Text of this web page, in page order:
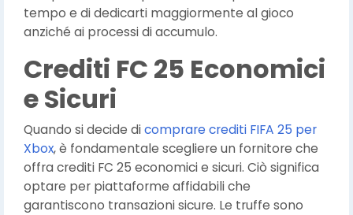
tempo e di dedicarti maggiormente al gioco
anziché ai processi di accumulo.
Crediti FC 25 Economici
e Sicuri
Quando si decide dicomprare crediti FIFA 25 per
Xbox, è fondamentale scegliere un fornitore che
offra crediti FC 25 economici e sicuri. Ciò significa
optare per piattaforme affidabili che
garantiscono transazioni sicure. Le truffe sono